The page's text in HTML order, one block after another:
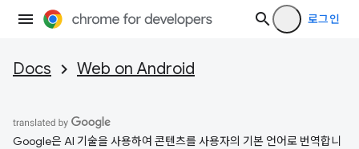
로그인
Docs Web on Android
Google은 AI 기술을 사용하여 콘텐츠를 사용자의 기본 언어로 번역합니